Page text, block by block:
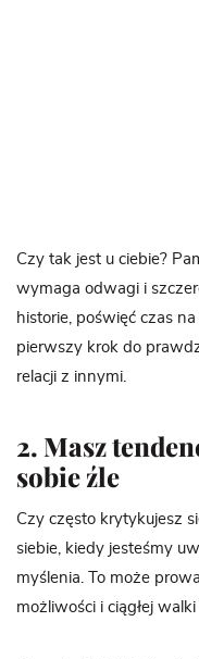
Czy tak jest u ciebie?
wymaga odwagi i
historie, poświęć czas
pierwszy krok do
relacji z innymi.
2. Masz
sobie źle
Czy często krytykujesz
siebie, kiedy jesteśmy
myślenia. To może
możliwości i ciągłej